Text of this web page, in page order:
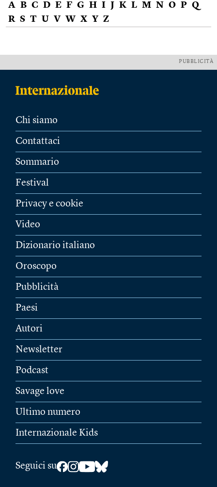
A B C D E F G H I J K L M N O P Q
R S T U V W X Y Z
PUBBLICITÀ
Chi siamo
Contattaci
Sommario
Festival
Privacy e cookie
Video
Dizionario italiano
Oroscopo
Pubblicità
Paesi
Autori
Newsletter
Podcast
Savage love
Ultimo numero
Internazionale Kids
Seguici su